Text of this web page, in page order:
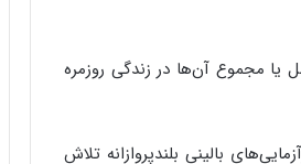
مجموع آن‌ها در زندگی روزمره
بالینی بلندپروازانه تلاش